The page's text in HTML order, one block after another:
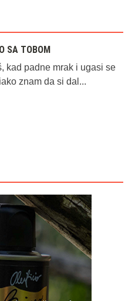
SA TOBOM
kad padne mrak i ugasi se
znam da si dal...